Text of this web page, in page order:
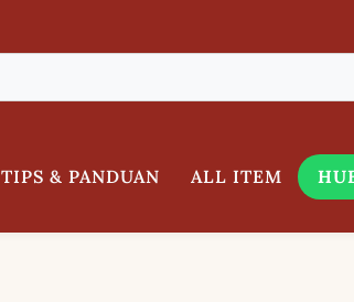
TIPS & PANDUAN ALL ITEM